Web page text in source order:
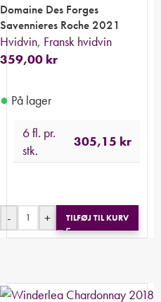
Domaine Des Forges
Savennieres Roche 2021
Hvidvin, Fransk hvidvin
359,00 kr
● På lager
6 fl. pr.
stk.
305,15 kr
- + TILFØJ TIL KURV